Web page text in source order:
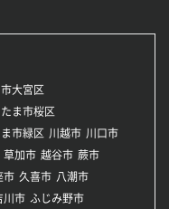
大宮区
たま市桜区
市緑区 川越市 川口市
草加市 越谷市 蕨市
市 久喜市 八潮市
川市 ふじみ野市